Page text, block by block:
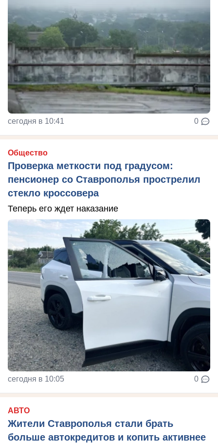
сегодня в 10:41 0
Общество
Проверка меткости под градусом:
пенсионер со Ставрополья прострелил
стекло кроссовера
Теперь его ждет наказание
сегодня в 10:05 0
АВТО
Жители Ставрополья стали брать
больше автокредитов и копить активнее